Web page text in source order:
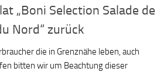
„Boni Selection Salade de
Nord“ zurück
die in Grenznähe leben, auch
bitten wir um Beachtung dieser